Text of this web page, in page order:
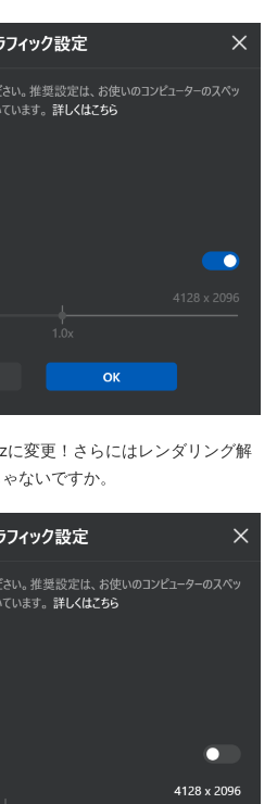
変更！さらにはレンダリング解
ないですか。